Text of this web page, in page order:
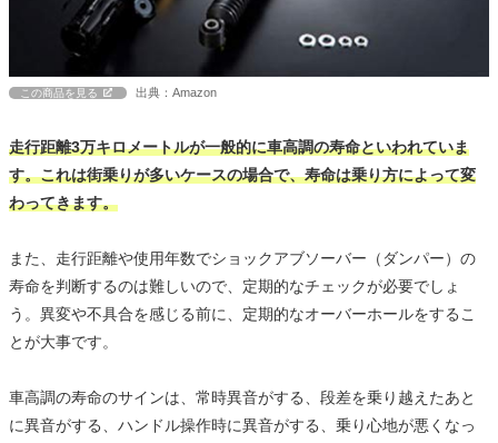
この商品を見る 出典：Amazon
走行距離3万キロメートルが一般的に車高調の寿命といわれていま
す。これは街乗りが多いケースの場合で、寿命は乗り方によって変
わってきます。
また、走行距離や使用年数でショックアブソーバー（ダンパー）の
寿命を判断するのは難しいので、定期的なチェックが必要でしょ
う。異変や不具合を感じる前に、定期的なオーバーホールをするこ
とが大事です。
車高調の寿命のサインは、常時異音がする、段差を乗り越えたあと
に異音がする、ハンドル操作時に異音がする、乗り心地が悪くなっ